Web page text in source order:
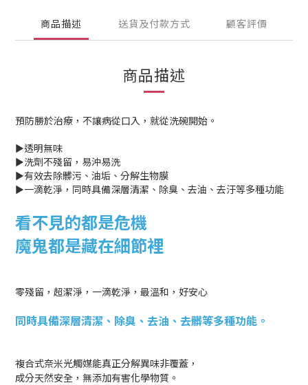
商品描述 送貨及付款方式 顧客評價
商品描述
預防勝於治療，不讓病從口入，就從洗碗開始。
►透明無味
►洗劑不殘留，易沖易洗
►有效去除髒污、油垢、分解生物膜
►一滴乾淨，同時具備深層清潔、除臭、去油、去汙等多種功能
看不見的都是危機
魔鬼都是藏在細節裡
零殘留，超潔淨，一滴乾淨，最溫和，好安心
同時具備深層清潔、除臭、去油、去髒等多種功能。
複合式奈米光觸媒能真正分解異味非覆蓋，
成分天然安全，無添加有害化學物質。